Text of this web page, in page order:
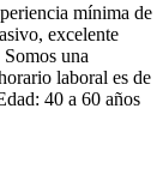
mínima de
excelente
una
laboral es de
40 a 60 años